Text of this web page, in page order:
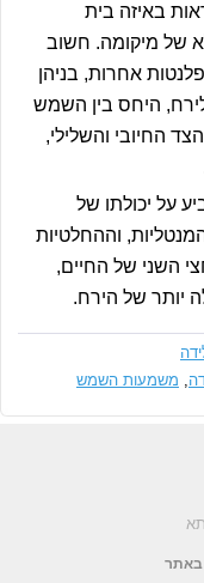
באיזה בית
של מיקומה. חשוב
אחרות, בניהן
היחס בין השמש
החיובי והשלילי,
על יכולתו של
וההחלטיות
השני של החיים,
יותר של הירח.
, משמעות השמש
באתר